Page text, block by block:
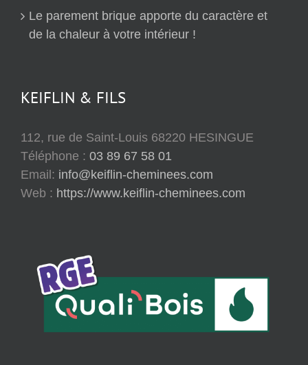
Le parement brique apporte du caractère et
de la chaleur à votre intérieur !
KEIFLIN & FILS
112, rue de Saint-Louis 68220 HESINGUE
Téléphone : 03 89 67 58 01
Email: info@keiflin-cheminees.com
Web : https://www.keiflin-cheminees.com